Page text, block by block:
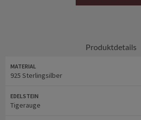
getragenen Schmuck, der aufgrund
Produktdetails
MATERIAL
925 Sterlingsilber
EDELSTEIN
Tigerauge